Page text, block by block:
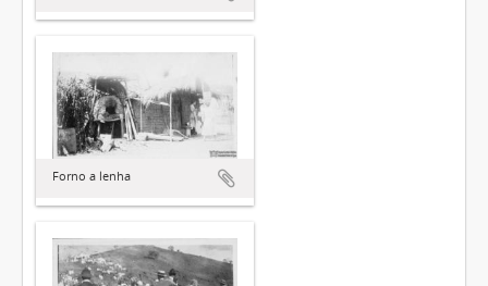
Forno a lenha